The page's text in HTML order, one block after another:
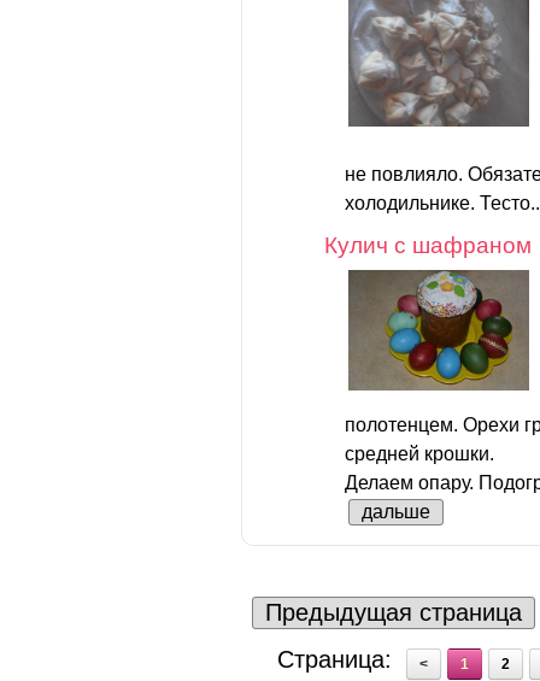
не повлияло.
холодильнике.
Кулич с шафраном
полотенцем. Орехи
средней крошки.
Делаем опару.
дальше
Предыдущая страница
Страница:
< 1 2